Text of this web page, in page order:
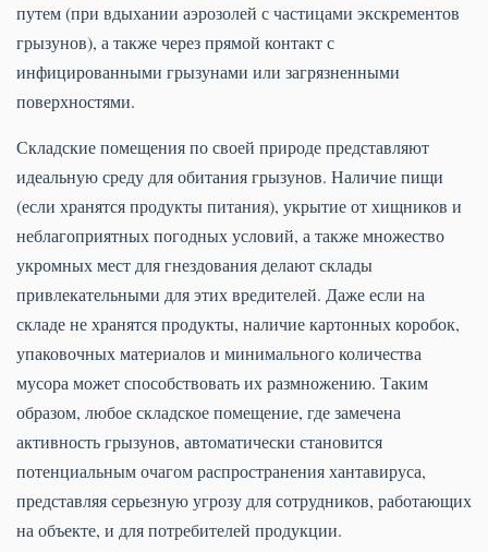
путем (при вдыхании аэрозолей с частицами экскрементов
грызунов), а также через прямой контакт с
инфицированными грызунами или загрязненными
поверхностями.
Складские помещения по своей природе представляют
идеальную среду для обитания грызунов. Наличие пищи
(если хранятся продукты питания), укрытие от хищников и
неблагоприятных погодных условий, а также множество
укромных мест для гнездования делают склады
привлекательными для этих вредителей. Даже если на
складе не хранятся продукты, наличие картонных коробок,
упаковочных материалов и минимального количества
мусора может способствовать их размножению. Таким
образом, любое складское помещение, где замечена
активность грызунов, автоматически становится
потенциальным очагом распространения хантавируса,
представляя серьезную угрозу для сотрудников, работающих
на объекте, и для потребителей продукции.